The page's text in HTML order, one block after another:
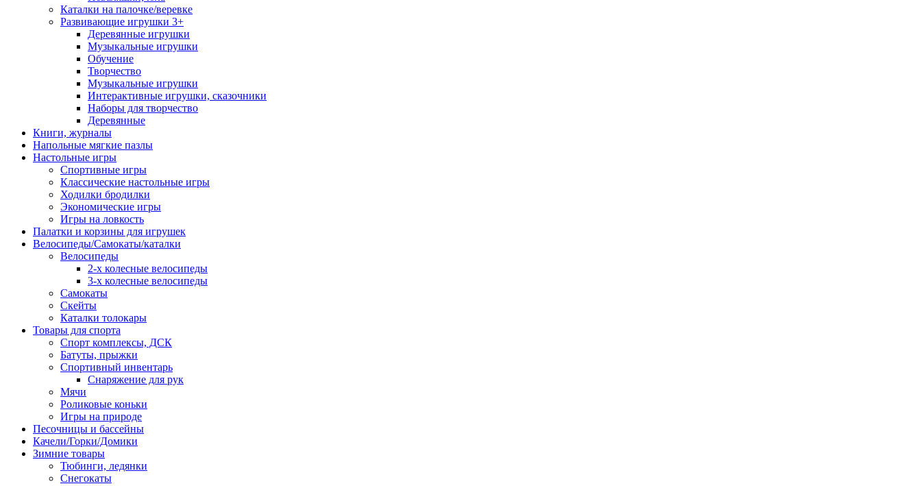
Каталки на палочке/веревке
Развивающие игрушки 3+
Деревянные игрушки
Музыкальные игрушки
Обучение
Творчество
Музыкальные игрушки
Интерактивные игрушки, сказочники
Наборы для творчество
Деревянные
Книги, журналы
Напольные мягкие пазлы
Настольные игры
Спортивные игры
Классические настольные игры
Ходилки бродилки
Экономические игры
Игры на ловкость
Палатки и корзины для игрушек
Велосипеды/Самокаты/каталки
Велосипеды
2-х колесные велосипеды
3-х колесные велосипеды
Самокаты
Скейты
Каталки толокары
Товары для спорта
Спорт комплексы, ДСК
Батуты, прыжки
Спортивный инвентарь
Снаряжение для рук
Мячи
Роликовые коньки
Игры на природе
Песочницы и бассейны
Качели/Горки/Домики
Зимние товары
Тюбинги, ледянки
Снегокаты